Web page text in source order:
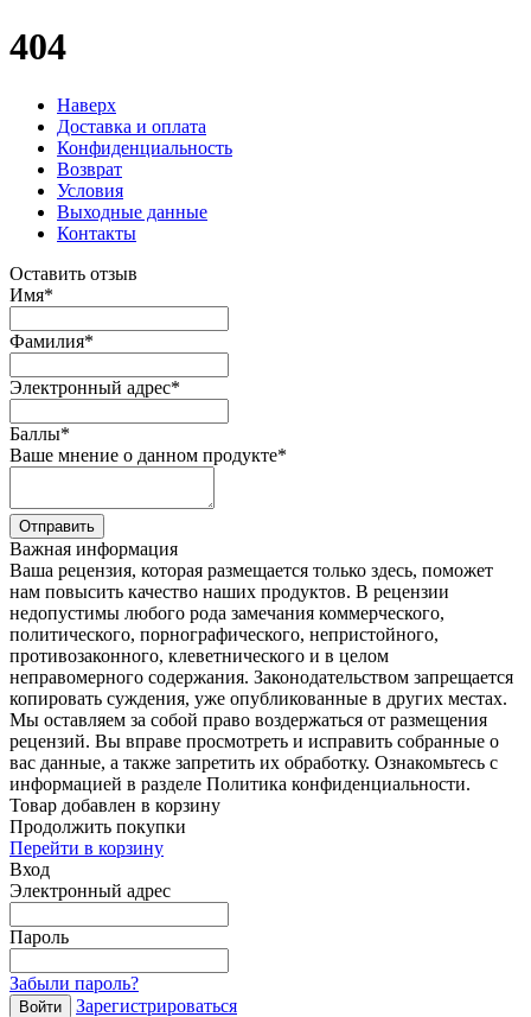
404
Наверх
Доставка и оплата
Конфиденциальность
Возврат
Условия
Выходные данные
Контакты
Оставить отзыв
Имя*
Фамилия*
Электронный адрес*
Баллы*
Ваше мнение о данном продукте*
Отправить
Важная информация
Ваша рецензия, которая размещается только здесь, поможет
нам повысить качество наших продуктов. В рецензии
недопустимы любого рода замечания коммерческого,
политического, порнографического, непристойного,
противозаконного, клеветнического и в целом
неправомерного содержания. Законодательством запрещается
копировать суждения, уже опубликованные в других местах.
Мы оставляем за собой право воздержаться от размещения
рецензий. Вы вправе просмотреть и исправить собранные о
вас данные, а также запретить их обработку. Ознакомьтесь с
информацией в разделе Политика конфиденциальности.
Товар добавлен в корзину
Продолжить покупки
Перейти в корзину
Вход
Электронный адрес
Пароль
Забыли пароль?
Войти
Зарегистрироваться